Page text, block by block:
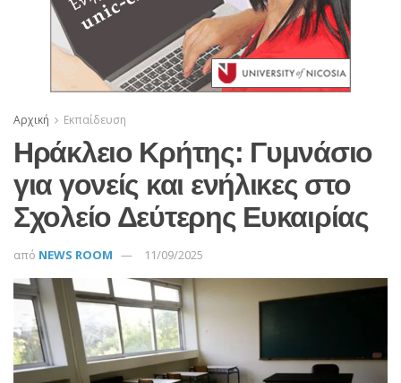
Αρχική Εκπαίδευση
Ηράκλειο Κρήτης: Γυμνάσιο
για γονείς και ενήλικες στο
Σχολείο Δεύτερης Ευκαιρίας
από NEWS ROOM 11/09/2025